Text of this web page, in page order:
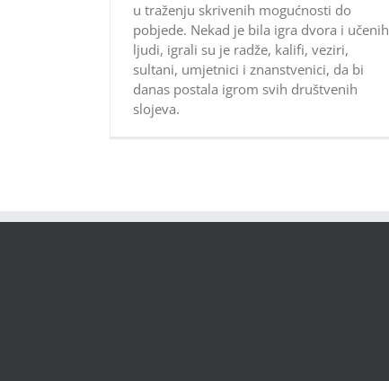
u traženju skrivenih mogućnosti do
pobjede. Nekad je bila igra dvora i učenih
ljudi, igrali su je radže, kalifi, veziri,
sultani, umjetnici i znanstvenici, da bi
danas postala igrom svih društvenih
slojeva.